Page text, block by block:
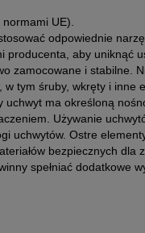
UE).
odpowiednie
aby uniknąć
zamocowane i stabilne.
tym śruby, wkręty i inne
uchwyt ma określoną
Używanie
uchwytów. Ostre
bezpiecznych
spełniać dodatkowe